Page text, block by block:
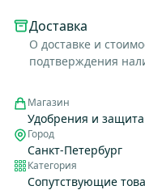
Доставка
О доставке и
подтверждения
Магазин
Удобрения и защита
Город
Санкт-Петербург
Категория
Сопутствующие